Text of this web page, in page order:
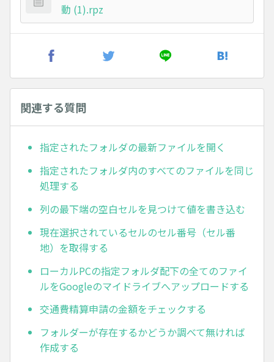
動 (1).rpz
関連する質問
指定されたフォルダの最新ファイルを開く
指定されたフォルダ内のすべてのファイルを同じ
処理する
列の最下端の空白セルを見つけて値を書き込む
現在選択されているセルのセル番号（セル番
地）を取得する
ローカルPCの指定フォルダ配下の全てのファイ
ルをGoogleのマイドライブへアップロードする
交通費精算申請の金額をチェックする
フォルダーが存在するかどうか調べて無ければ
作成する